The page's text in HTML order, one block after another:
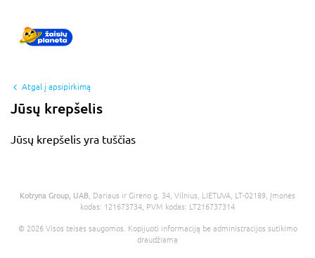
Atgal į apsipirkimą
Jūsų krepšelis
Jūsų krepšelis yra tuščias
Kotryna Group, UAB , Dariaus ir Girėno g. 34, Vilnius, LIETUVA, LT-02189, Įmonės
kodas: 121673734, PVM kodas: LT216737314
© 2026 Visos teisės saugomos. Kopijuoti informaciją be administracijos sutikimo
draudžiama